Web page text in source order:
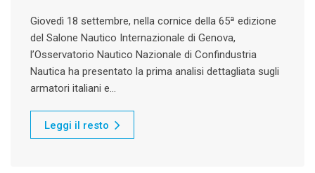
Giovedì 18 settembre, nella cornice della 65ª edizione
del Salone Nautico Internazionale di Genova,
l’Osservatorio Nautico Nazionale di Confindustria
Nautica ha presentato la prima analisi dettagliata sugli
armatori italiani e…
Leggi il resto